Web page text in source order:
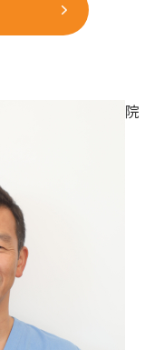
院